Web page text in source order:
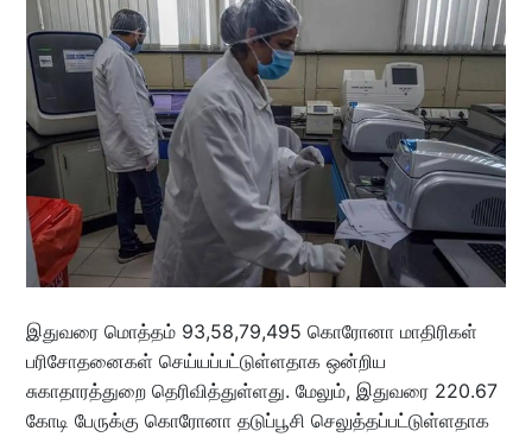
இதுவரை மொத்தம் 93,58,79,495 கொரோனா மாதிரிகள்
பரிசோதனைகள் செய்யப்பட்டுள்ளதாக ஒன்றிய
சுகாதாரத்துறை தெரிவித்துள்ளது. மேலும், இதுவரை 220.67
கோடி பேருக்கு கொரோனா தடுப்பூசி செலுத்தப்பட்டுள்ளதாக